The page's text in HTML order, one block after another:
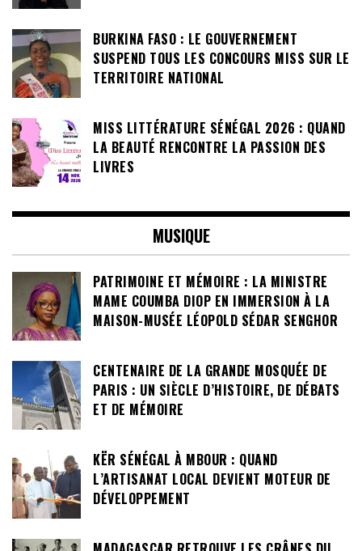
BURKINA FASO : LE GOUVERNEMENT
SUSPEND TOUS LES CONCOURS MISS SUR LE
TERRITOIRE NATIONAL
MISS LITTÉRATURE SÉNÉGAL 2026 : QUAND
LA BEAUTÉ RENCONTRE LA PASSION DES
LIVRES
MUSIQUE
PATRIMOINE ET MÉMOIRE : LA MINISTRE
MAME COUMBA DIOP EN IMMERSION À LA
MAISON-MUSÉE LÉOPOLD SÉDAR SENGHOR
CENTENAIRE DE LA GRANDE MOSQUÉE DE
PARIS : UN SIÈCLE D’HISTOIRE, DE DÉBATS
ET DE MÉMOIRE
KËR SÉNÉGAL À MBOUR : QUAND
L’ARTISANAT LOCAL DEVIENT MOTEUR DE
DÉVELOPPEMENT